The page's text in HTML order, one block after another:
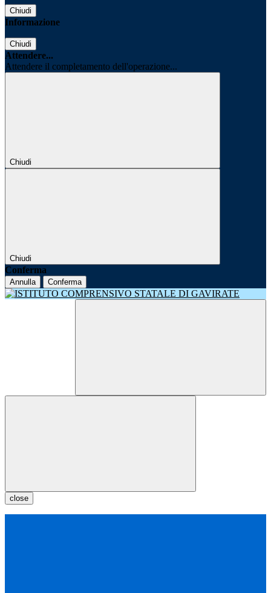
Chiudi
Informazione
Chiudi
Attendere...
Attendere il completamento dell'operazione...
Chiudi
Chiudi
Conferma
Annulla Conferma
close